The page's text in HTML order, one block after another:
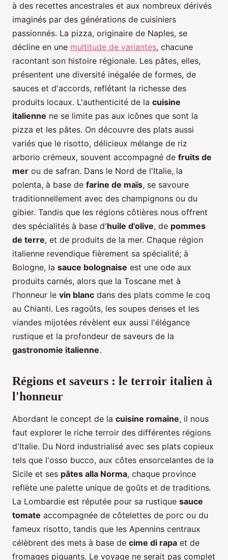
à des recettes ancestrales et aux nombreux dérivés
imaginés par des générations de cuisiniers
passionnés. La pizza, originaire de Naples, se
décline en une multitude de variantes, chacune
racontant son histoire régionale. Les pâtes, elles,
présentent une diversité inégalée de formes, de
sauces et d'accords, reflétant la richesse des
produits locaux. L'authenticité de la cuisine
italienne ne se limite pas aux icônes que sont la
pizza et les pâtes. On découvre des plats aussi
variés que le risotto, délicieux mélange de riz
arborio crémeux, souvent accompagné de fruits de
mer ou de safran. Dans le Nord de l'Italie, la
polenta, à base de farine de maïs, se savoure
traditionnellement avec des champignons ou du
gibier. Tandis que les régions côtières nous offrent
des spécialités à base d'huile d'olive, de pommes
de terre, et de produits de la mer. Chaque région
italienne revendique fièrement sa spécialité; à
Bologne, la sauce bolognaise est une ode aux
produits carnés, alors que la Toscane met à
l'honneur le vin blanc dans des plats comme le coq
au Chianti. Les ragoûts, les soupes denses et les
viandes mijotées révèlent eux aussi l'élégance
rustique et la profondeur de saveurs de la
gastronomie italienne.
Régions et saveurs : le terroir italien à
l'honneur
Abordant le concept de la cuisine romaine, il nous
faut explorer le riche terroir des différentes régions
d'Italie. Du Nord industrialisé avec ses plats copieux
tels que l'osso bucco, aux côtes ensorcelantes de la
Sicile et ses pâtes alla Norma, chaque province
reflète une palette unique de goûts et de traditions.
La Lombardie est réputée pour sa rustique sauce
tomate accompagnée de côtelettes de porc ou du
fameux risotto, tandis que les Apennins centraux
célèbrent des mets à base de cime di rapa et de
fromages piquants. Le voyage ne serait pas complet